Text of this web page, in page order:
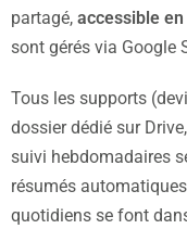
partagé, accessible
sont gérés via Google
Tous les supports
dossier dédié sur
suivi hebdomadaires
résumés
quotidiens se font